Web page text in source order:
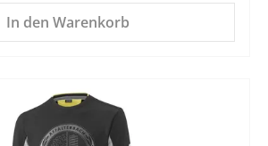
In den Warenkorb